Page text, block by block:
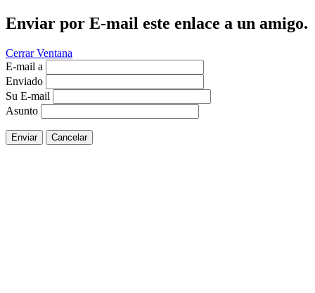
Enviar por E-mail este enlace a un amigo.
Cerrar Ventana
E-mail a
Enviado
Su E-mail
Asunto
Enviar Cancelar